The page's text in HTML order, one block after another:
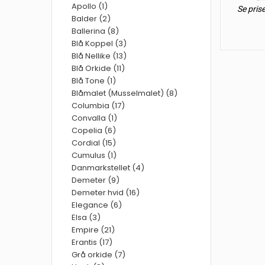
Se
Apollo (1)
Balder (2)
Ballerina (8)
Blå Koppel (3)
Blå Nellike (13)
Blå Orkide (11)
Blå Tone (1)
Blåmalet (Musselmalet) (8)
Columbia (17)
Convalla (1)
Copelia (6)
Cordial (15)
Cumulus (1)
Danmarkstellet (4)
Demeter (9)
Demeter hvid (16)
Elegance (6)
Elsa (3)
Empire (21)
Erantis (17)
Grå orkide (7)